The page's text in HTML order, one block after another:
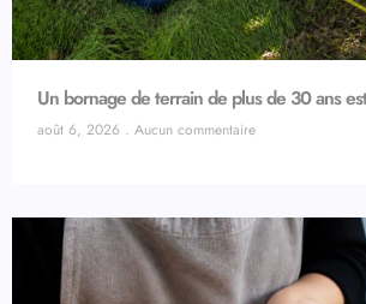
Un bornage de terrain de plus de 30 ans
août 6, 2026 Aucun commentaire